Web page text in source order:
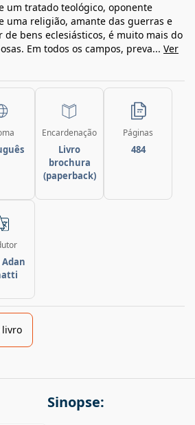
um tratado teológico, oponente
uma religião, amante das guerras e
de bens eclesiásticos, é muito mais do
Em todos os campos, preva... Ver
Encardenação
Livro
brochura
(paperback)
Páginas
484
livro
Sinopse: